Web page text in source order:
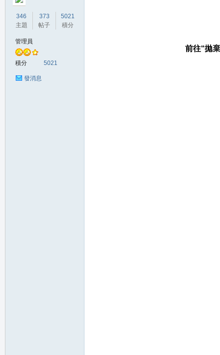
346
主題
373
帖子
5021
積分
管理員
積分 5021
發消息
前往“拋